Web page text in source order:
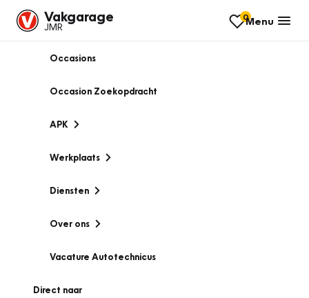
Vakgarage
JMR
0Menu
Occasions
Occasion Zoekopdracht
APK
Werkplaats
Diensten
Over ons
Vacature Autotechnicus
Direct naar